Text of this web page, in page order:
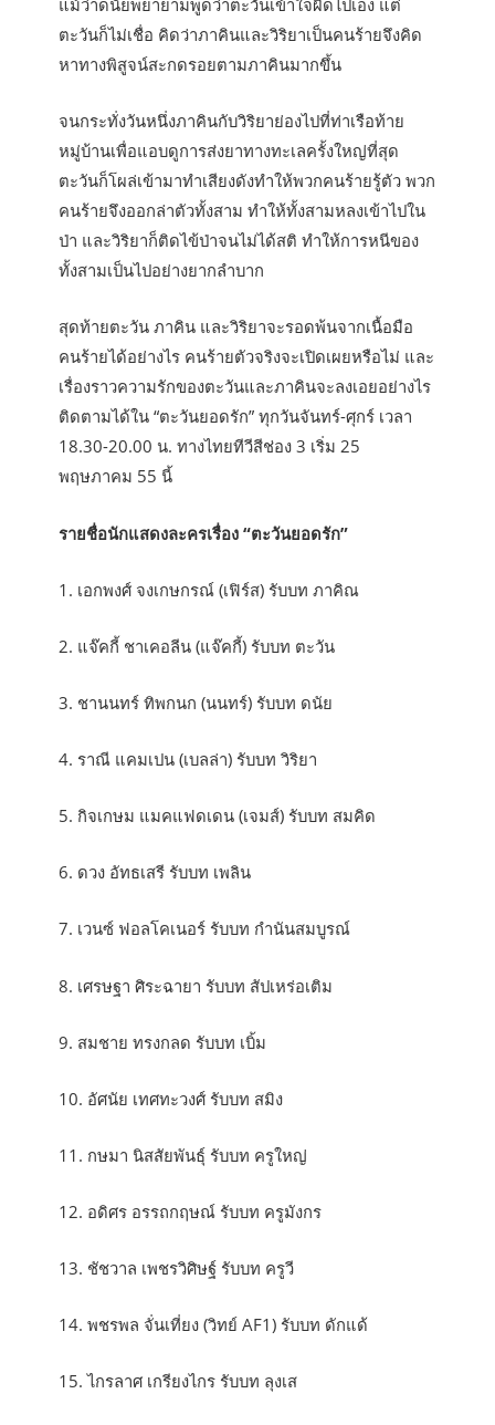
แม้ว่าดนัยพยายามพูดว่าตะวันเข้าใจผิดไปเอง แต่
ตะวันก็ไม่เชื่อ คิดว่าภาคินและวิริยาเป็นคนร้ายจึงคิด
หาทางพิสูจน์สะกดรอยตามภาคินมากขึ้น
จนกระทั่งวันหนึ่งภาคินกับวิริยาย่องไปที่ท่าเรือท้าย
หมู่บ้านเพื่อแอบดูการส่งยาทางทะเลครั้งใหญ่ที่สุด
ตะวันก็โผล่เข้ามาทำเสียงดังทำให้พวกคนร้ายรู้ตัว พวก
คนร้ายจึงออกล่าตัวทั้งสาม ทำให้ทั้งสามหลงเข้าไปใน
ป่า และวิริยาก็ติดไข้ป่าจนไม่ได้สติ ทำให้การหนีของ
ทั้งสามเป็นไปอย่างยากลำบาก
สุดท้ายตะวัน ภาคิน และวิริยาจะรอดพ้นจากเนื้อมือ
คนร้ายได้อย่างไร คนร้ายตัวจริงจะเปิดเผยหรือไม่ และ
เรื่องราวความรักของตะวันและภาคินจะลงเอยอย่างไร
ติดตามได้ใน “ตะวันยอดรัก” ทุกวันจันทร์-ศุกร์ เวลา
18.30-20.00 น. ทางไทยทีวีสีช่อง 3 เริ่ม 25
พฤษภาคม 55 นี้
รายชื่อนักแสดงละครเรื่อง “ตะวันยอดรัก”
1. เอกพงศ์ จงเกษกรณ์ (เฟิร์ส) รับบท ภาคิณ
2. แจ๊คกี้ ชาเคอลีน (แจ๊คกี้) รับบท ตะวัน
3. ชานนทร์ ทิพกนก (นนทร์) รับบท ดนัย
4. ราณี แคมเปน (เบลล่า) รับบท วิริยา
5. กิจเกษม แมคแฟดเดน (เจมส์) รับบท สมคิด
6. ดวง อัทธเสรี รับบท เพลิน
7. เวนซ์ ฟอลโคเนอร์ รับบท กำนันสมบูรณ์
8. เศรษฐา ศิระฉายา รับบท สัปเหร่อเติม
9. สมชาย ทรงกลด รับบท เบิ้ม
10. อัศนัย เทศทะวงศ์ รับบท สมิง
11. กษมา นิสสัยพันธุ์ รับบท ครูใหญ่
12. อดิศร อรรถกฤษณ์ รับบท ครูมังกร
13. ชัชวาล เพชรวิศิษฐ์ รับบท ครูวี
14. พชรพล จั่นเที่ยง (วิทย์ AF1) รับบท ดักแด้
15. ไกรลาศ เกรียงไกร รับบท ลุงเส